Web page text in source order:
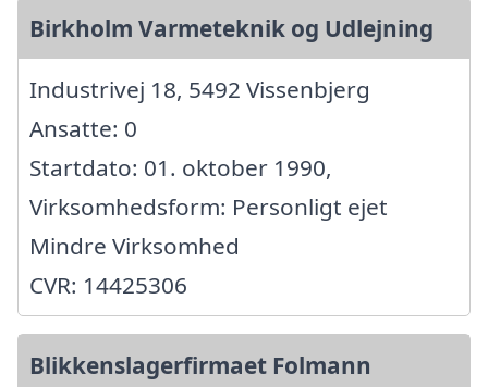
Birkholm Varmeteknik og Udlejning
Industrivej 18, 5492 Vissenbjerg
Ansatte: 0
Startdato: 01. oktober 1990,
Virksomhedsform: Personligt ejet
Mindre Virksomhed
CVR: 14425306
Blikkenslagerfirmaet Folmann